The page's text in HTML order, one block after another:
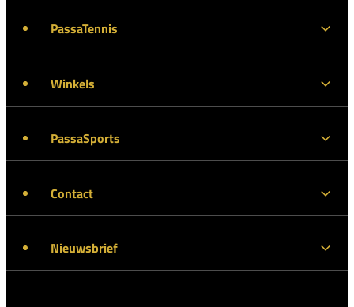
PassaTennis
Winkels
PassaSports
Contact
Nieuwsbrief